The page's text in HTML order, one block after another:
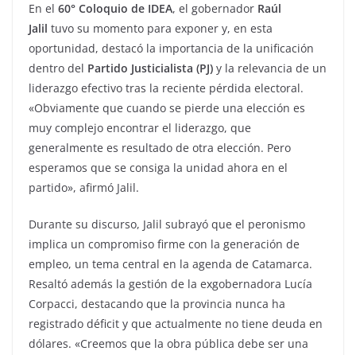
En el 60° Coloquio de IDEA, el gobernador Raúl
Jalil tuvo su momento para exponer y, en esta
oportunidad, destacó la importancia de la unificación
dentro del Partido Justicialista (PJ) y la relevancia de un
liderazgo efectivo tras la reciente pérdida electoral.
«Obviamente que cuando se pierde una elección es
muy complejo encontrar el liderazgo, que
generalmente es resultado de otra elección. Pero
esperamos que se consiga la unidad ahora en el
partido», afirmó Jalil.
Durante su discurso, Jalil subrayó que el peronismo
implica un compromiso firme con la generación de
empleo, un tema central en la agenda de Catamarca.
Resaltó además la gestión de la exgobernadora Lucía
Corpacci, destacando que la provincia nunca ha
registrado déficit y que actualmente no tiene deuda en
dólares. «Creemos que la obra pública debe ser una